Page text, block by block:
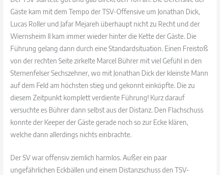
Gäste kam mit dem Tempo der TSV-Offensive um Jonathan Dick,
Lucas Roller und Jafar Mejareh überhaupt nicht zu Recht und der
Wiernsheim II kam immer wieder hinter die Kette der Gäste. Die
Führung gelang dann durch eine Standardsituation. Einen Freistoß
von der rechten Seite zirkelte Marcel Bührer mit viel Gefühl in den
Sternenfelser Sechszehner, wo mit Jonathan Dick der kleinste Mann
auf dem Feld am höchsten stieg und gekonnt einköpfte. Die zu
diesem Zeitpunkt komplett verdiente Führung! Kurz darauf
versuchte es Bührer dann selbst aus der Distanz. Den Flachschuss
konnte der Keeper der Gäste gerade noch so zur Ecke klären,
welche dann allerdings nichts einbrachte.
Der SV war offensiv ziemlich harmlos. Außer ein paar
ungefährlichen Eckbällen und einem Distanzschuss den TSV-